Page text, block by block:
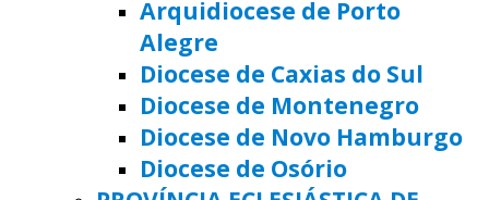
Arquidiocese de Porto
Alegre
Diocese de Caxias do Sul
Diocese de Montenegro
Diocese de Novo Hamburgo
Diocese de Osório